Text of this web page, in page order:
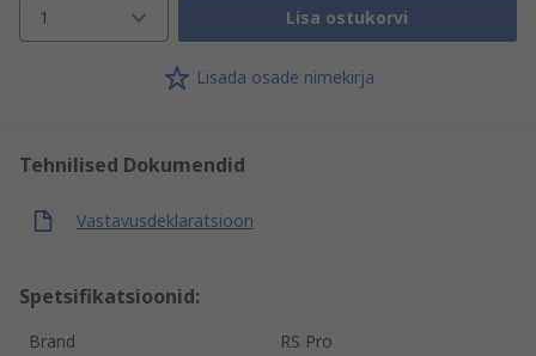
1 Lisa ostukorvi
Lisada osade nimekirja
Tehnilised Dokumendid
Vastavusdeklaratsioon
Spetsifikatsioonid:
Brand
RS Pro